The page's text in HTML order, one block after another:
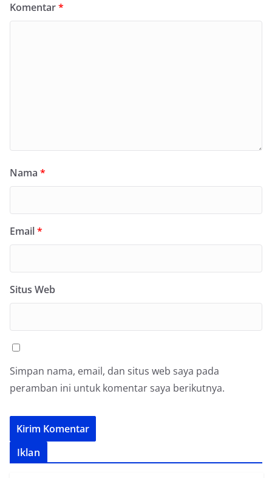
Komentar*
Nama *
Email*
Situs Web
Simpan nama, email, dan situs web saya pada
peramban ini untuk komentar saya berikutnya.
Iklan